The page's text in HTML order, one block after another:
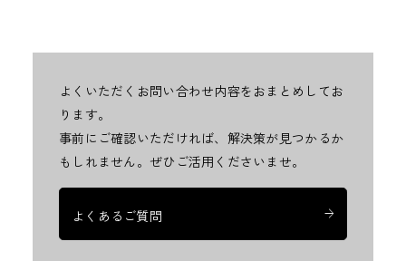
よくいただくお問い合わせ内容をおまとめしてお
ります。
事前にご確認いただければ、解決策が見つかるか
もしれません。 ぜひご活用くださいませ。
よくあるご質問